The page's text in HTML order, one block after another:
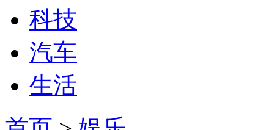
科技
汽车
生活